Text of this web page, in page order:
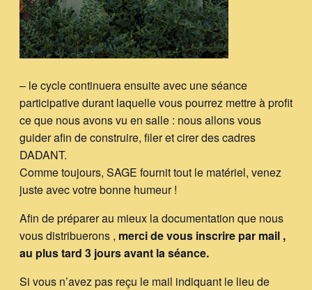
– le cycle continuera ensuite avec une séance
participative durant laquelle vous pourrez mettre à profit
ce que nous avons vu en salle : nous allons vous
guider afin de construire, filer et cirer des cadres
DADANT.
Comme toujours, SAGE fournit tout le matériel, venez
juste avec votre bonne humeur !
Afin de préparer au mieux la documentation que nous
vous distribuerons , merci de vous inscrire par mail ,
au plus tard 3 jours avant la séance.
Si vous n’avez pas reçu le mail indiquant le lieu de